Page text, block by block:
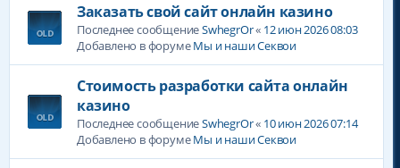
Заказать свой сайт онлайн казино
Последнее сообщениеSwhegrOr« 12 июн 2026 08:03
Добавлено в форумеМы и наши Секвои
Стоимость разработки сайта онлайн
казино
Последнее сообщениеSwhegrOr« 10 июн 2026 07:14
Добавлено в форумеМы и наши Секвои